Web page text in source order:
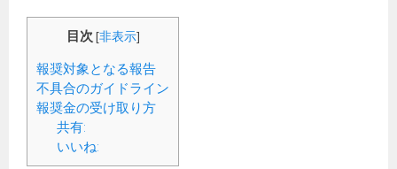
目次 [非表示]
報奨対象となる報告
不具合のガイドライン
報奨金の受け取り方
共有:
いいね: